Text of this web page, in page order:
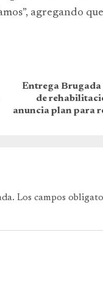
agregando
Entrega Brugada
de
anuncia plan para
Los campos